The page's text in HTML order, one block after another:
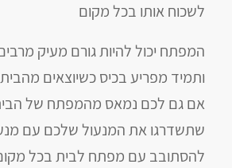
לשכוח אותו בכל מקום
המפתח יכול להיות גורם מעיק
ותמיד מפריע בכיס כשיוצאים
אם גם לכם נמאס מהמפתח של
שתשדרגו את המנעול שלכם עם
להסתובב עם מפתח לבית בכל